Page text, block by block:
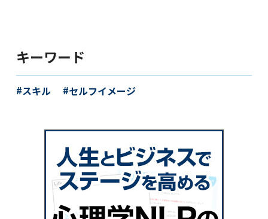
キーワード
スキル セルフイメージ